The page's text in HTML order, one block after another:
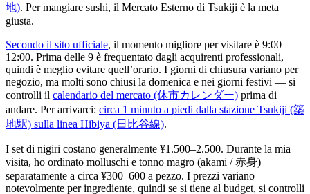
地). Per mangiare sushi, il Mercato Esterno di Tsukiji è la meta
giusta.
Secondo il sito ufficiale, il momento migliore per visitare è 9:00–
12:00. Prima delle 9 è frequentato dagli acquirenti professionali,
quindi è meglio evitare quell’orario. I giorni di chiusura variano per
negozio, ma molti sono chiusi la domenica e nei giorni festivi — si
controlli il calendario del mercato (休市カレンダー) prima di
andare. Per arrivarci: circa 1 minuto a piedi dalla stazione Tsukiji (築
地駅) sulla linea Hibiya (日比谷線).
I set di nigiri costano generalmente ¥1.500–2.500. Durante la mia
visita, ho ordinato molluschi e tonno magro (akami / 赤身)
separatamente a circa ¥300–600 a pezzo. I prezzi variano
notevolmente per ingrediente, quindi se si tiene al budget, si controlli